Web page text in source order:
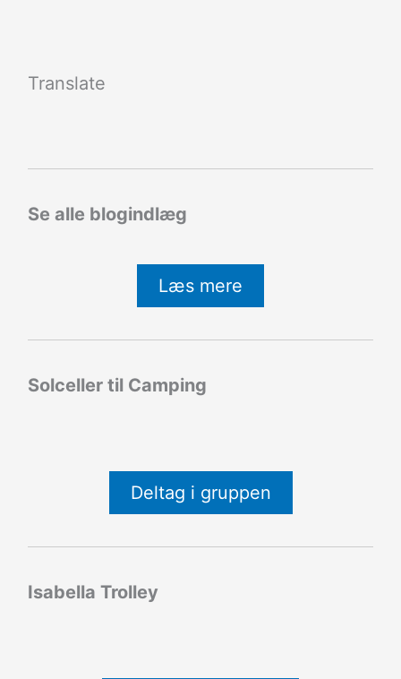
Translate
Se alle blogindlæg
Læs mere
Solceller til Camping
Deltag i gruppen
Isabella Trolley